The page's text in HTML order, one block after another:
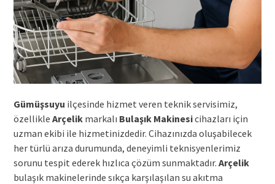
Gümüşsuyu ilçesinde hizmet veren teknik servisimiz,
özellikle Arçelikmarkalı Bulaşık Makinesicihazları için
uzman ekibi ile hizmetinizdedir. Cihazınızda oluşabilecek
her türlü arıza durumunda, deneyimli teknisyenlerimiz
sorunu tespit ederek hızlıca çözüm sunmaktadır. Arçelik
bulaşık makinelerinde sıkça karşılaşılan su akıtma